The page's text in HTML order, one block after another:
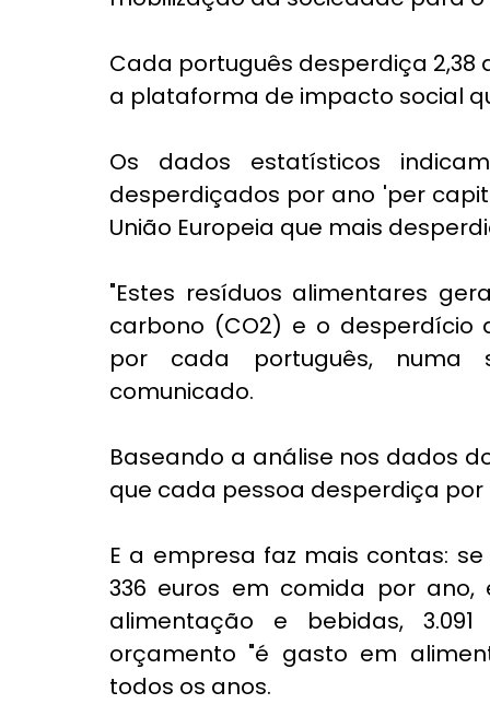
Cada português desperdiça
a plataforma de impacto social
Os dados estatísticos
desperdiçados por ano 'per
União Europeia que mais
"Estes resíduos alimentares
carbono (CO2) e o desperdício
por cada português, numa
comunicado.
Baseando a análise nos dados
que cada pessoa desperdiça por
E a empresa faz mais contas:
336 euros em comida por
alimentação e bebidas,
orçamento "é gasto em
todos os anos.